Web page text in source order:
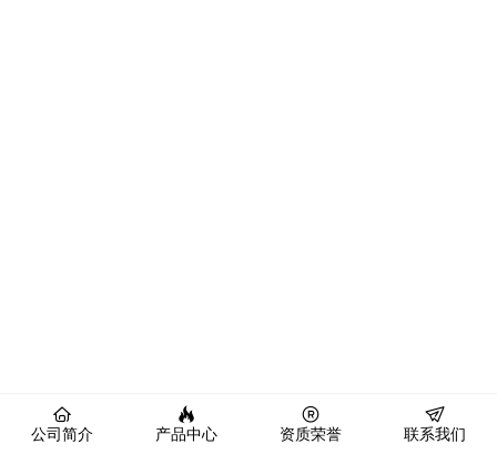
公司简介 产品中心 资质荣誉 联系我们